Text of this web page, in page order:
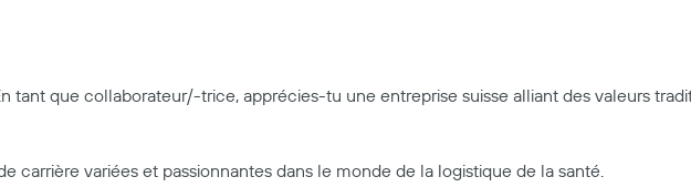
tant que collaborateur/-trice, apprécies-tu une entreprise suisse alliant des valeurs
carrière variées et passionnantes dans le monde de la logistique de la santé.